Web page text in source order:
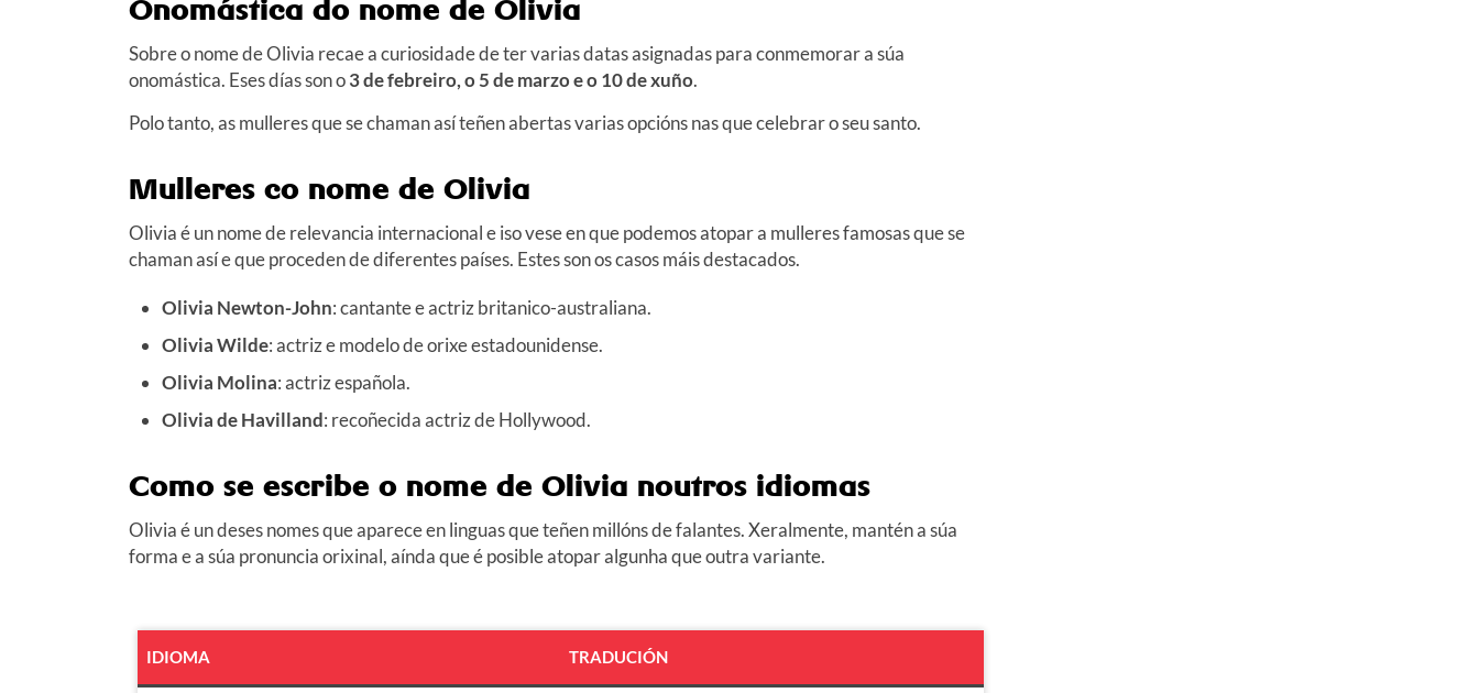
Onomástica do nome de Olivia
Sobre o nome de Olivia recae a curiosidade de ter varias datas asignadas para conmemorar a súa
onomástica. Eses días son o3 de febreiro, o 5 de marzo e o 10 de xuño.
Polo tanto, as mulleres que se chaman así teñen abertas varias opcións nas que celebrar o seu santo.
Mulleres co nome de Olivia
Olivia é un nome de relevancia internacional e iso vese en que podemos atopar a mulleres famosas que se
chaman así e que proceden de diferentes países. Estes son os casos máis destacados.
Olivia Newton-John: cantante e actriz britanico-australiana.
Olivia Wilde: actriz e modelo de orixe estadounidense.
Olivia Molina: actriz española.
Olivia de Havilland: recoñecida actriz de Hollywood.
Como se escribe o nome de Olivia noutros idiomas
Olivia é un deses nomes que aparece en linguas que teñen millóns de falantes. Xeralmente, mantén a súa
forma e a súa pronuncia orixinal, aínda que é posible atopar algunha que outra variante.
IDIOMA TRADUCIÓN